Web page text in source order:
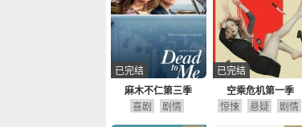
麻木不仁第三季
已完结
喜剧 剧情
空乘危机第一季
已完结
惊悚 悬疑 剧情